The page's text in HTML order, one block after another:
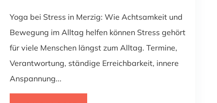
Yoga bei Stress in Merzig: Wie Achtsamkeit und
Bewegung im Alltag helfen können Stress gehört
für viele Menschen längst zum Alltag. Termine,
Verantwortung, ständige Erreichbarkeit, innere
Anspannung...